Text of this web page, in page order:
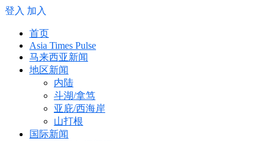
登入 加入
首页
Asia Times Pulse
马来西亚新闻
地区新闻
内陆
斗湖/拿笃
亚庇/西海岸
山打根
国际新闻